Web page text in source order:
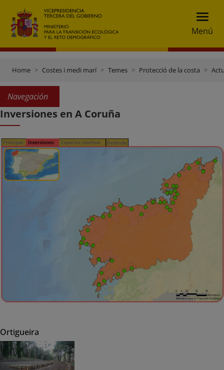
Menú
Home Costes i medi marí Temes Protecció de la costa
Navegación
Inversiones en A Coruña
Ortigueira